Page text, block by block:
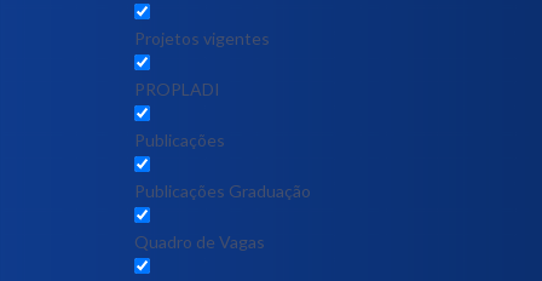
Projetos vigentes
PROPLADI
Publicações
Publicações Graduação
Quadro de Vagas